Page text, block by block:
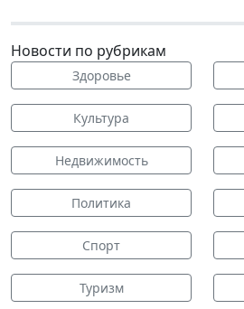
Новости по рубрикам
Здоровье
Культура
Недвижимость
Политика
Спорт
Туризм